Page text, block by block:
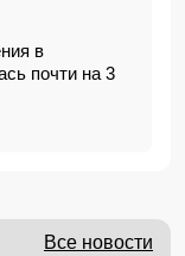
в
почти на 3
Все новости